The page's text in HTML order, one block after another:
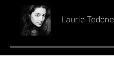
Laurie Tedone